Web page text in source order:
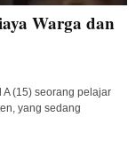
Warga dan
(15) seorang pelajar
yang sedang